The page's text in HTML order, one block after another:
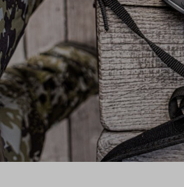
AUSRÜSTUNG FÜR IHREN